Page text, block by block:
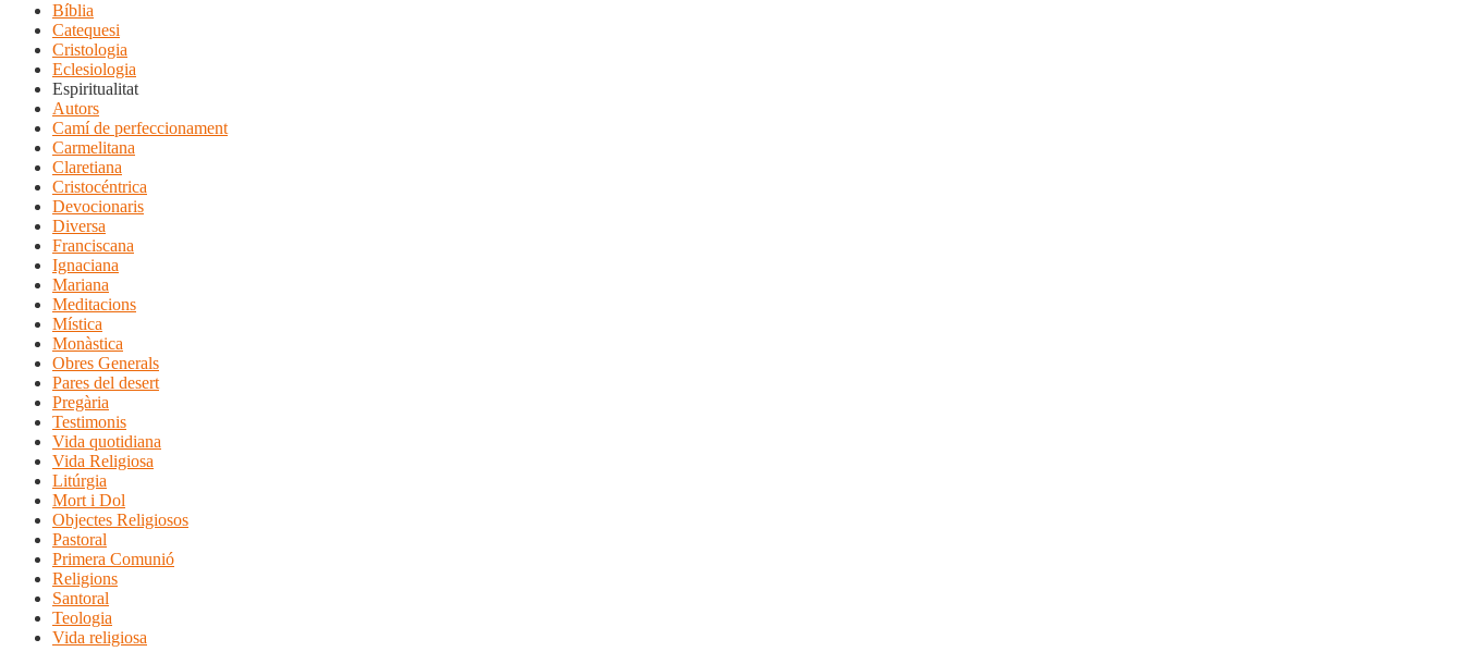
Bíblia
Catequesi
Cristologia
Eclesiologia
Espiritualitat
Autors
Camí de perfeccionament
Carmelitana
Claretiana
Cristocéntrica
Devocionaris
Diversa
Franciscana
Ignaciana
Mariana
Meditacions
Mística
Monàstica
Obres Generals
Pares del desert
Pregària
Testimonis
Vida quotidiana
Vida Religiosa
Litúrgia
Mort i Dol
Objectes Religiosos
Pastoral
Primera Comunió
Religions
Santoral
Teologia
Vida religiosa